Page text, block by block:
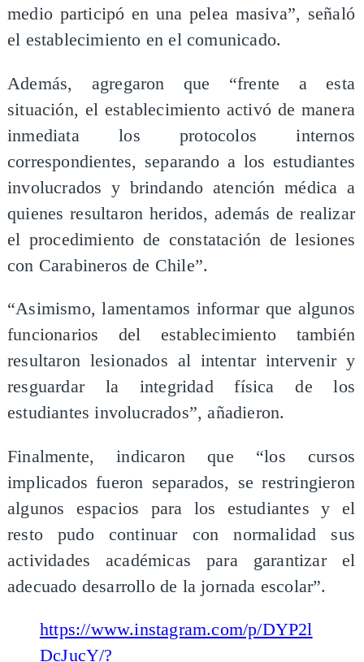
medio participó en una pelea masiva”, señaló
el establecimiento en el comunicado.
Además, agregaron que “frente a esta
situación, el establecimiento activó de manera
inmediata los protocolos internos
correspondientes, separando a los estudiantes
involucrados y brindando atención médica a
quienes resultaron heridos, además de realizar
el procedimiento de constatación de lesiones
con Carabineros de Chile”.
“Asimismo, lamentamos informar que algunos
funcionarios del establecimiento también
resultaron lesionados al intentar intervenir y
resguardar la integridad física de los
estudiantes involucrados”, añadieron.
Finalmente, indicaron que “los cursos
implicados fueron separados, se restringieron
algunos espacios para los estudiantes y el
resto pudo continuar con normalidad sus
actividades académicas para garantizar el
adecuado desarrollo de la jornada escolar”.
https://www.instagram.com/p/DYP2l
DcJucY/?